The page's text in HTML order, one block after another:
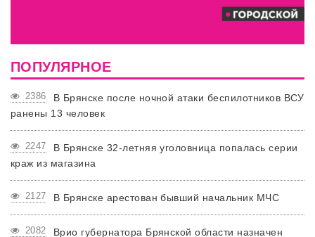
ПОПУЛЯРНОЕ
2386
В Брянске после ночной атаки беспилотников ВСУ
ранены 13 человек
2247
В Брянске 32-летняя уголовница попалась серии
краж из магазина
2127 В Брянске арестован бывший начальник МЧС
2082
Врио губернатора Брянской области назначен